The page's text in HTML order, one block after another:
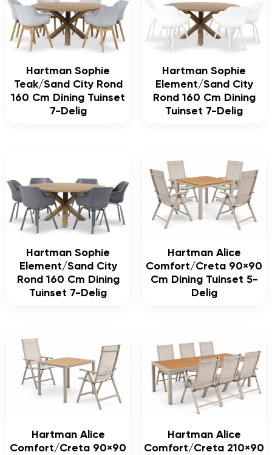
Hartman Sophie
Teak/Sand City Rond
160 Cm Dining Tuinset
7-Delig
Hartman Sophie
Element/Sand City
Rond 160 Cm Dining
Tuinset 7-Delig
Hartman Sophie
Element/Sand City
Rond 160 Cm Dining
Tuinset 7-Delig
Hartman Alice
Comfort/Creta 90×90
Cm Dining Tuinset 5-
Delig
Hartman Alice
Comfort/Creta 90×90
Hartman Alice
Comfort/Creta 210×90